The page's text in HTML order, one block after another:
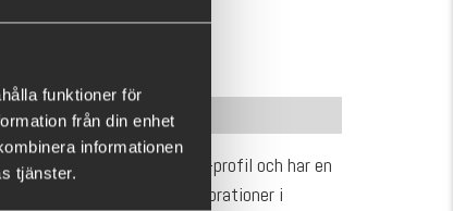
funktioner för
från din enhet
informationen
tjänster.med klassisk shadjigg-profil och har en
simrörelse och lockande vibrationer i